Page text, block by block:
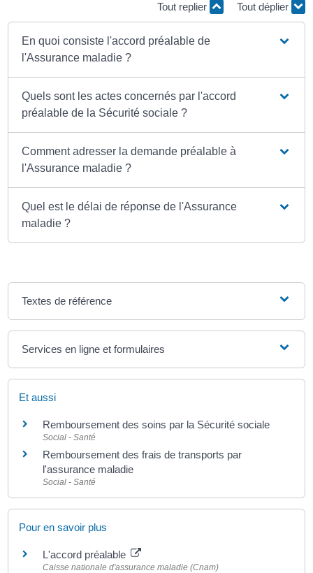
Tout replier Tout déplier
En quoi consiste l'accord préalable de
l'Assurance maladie ?
Quels sont les actes concernés par l'accord
préalable de la Sécurité sociale ?
Comment adresser la demande préalable à
l'Assurance maladie ?
Quel est le délai de réponse de l'Assurance
maladie ?
Textes de référence
Services en ligne et formulaires
Et aussi
Remboursement des soins par la Sécurité sociale
Social - Santé
Remboursement des frais de transports par
l'assurance maladie
Social - Santé
Pour en savoir plus
L'accord préalable
Caisse nationale d'assurance maladie (Cnam)